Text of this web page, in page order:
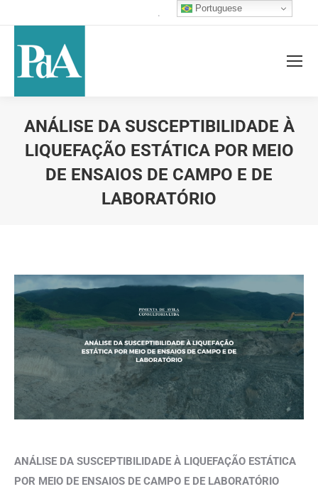
.
ANÁLISE DA SUSCEPTIBILIDADE À
LIQUEFAÇÃO ESTÁTICA POR MEIO
DE ENSAIOS DE CAMPO E DE
LABORATÓRIO
ANÁLISE DA SUSCEPTIBILIDADE À LIQUEFAÇÃO ESTÁTICA
POR MEIO DE ENSAIOS DE CAMPO E DE LABORATÓRIO
Portuguese